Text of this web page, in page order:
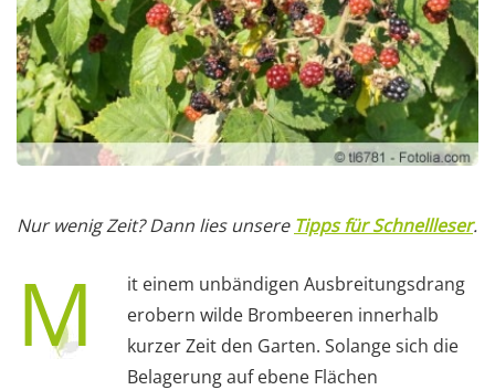
Nur wenig Zeit? Dann lies unsere Tipps für Schnellleser.
M
it einem unbändigen Ausbreitungsdrang
erobern wilde Brombeeren innerhalb
kurzer Zeit den Garten. Solange sich die
Belagerung auf ebene Flächen